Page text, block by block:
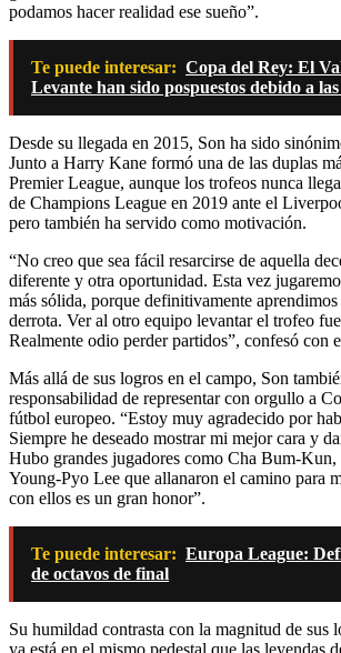
podamos hacer realidad ese sueño”.
Te puede interesar: Copa del Rey: El
Levante han sido pospuestos debido a
Desde su llegada en 2015, Son ha sido
Junto a Harry Kane formó una de las duplas
Premier League, aunque los trofeos nunca
de Champions League en 2019 ante el
pero también ha servido como motivación.
“No creo que sea fácil resarcirse de aquella
diferente y otra oportunidad. Esta vez
más sólida, porque definitivamente
derrota. Ver al otro equipo levantar el trofeo
Realmente odio perder partidos”, confesó con
Más allá de sus logros en el campo, Son
responsabilidad de representar con orgullo a
fútbol europeo. “Estoy muy agradecido por
Siempre he deseado mostrar mi mejor cara y
Hubo grandes jugadores como Cha Bum-Kun,
Young-Pyo Lee que allanaron el camino para
con ellos es un gran honor”.
Te puede interesar: Europa League:
de octavos de final
Su humildad contrasta con la magnitud de sus
ya está en el mismo pedestal que las leyendas